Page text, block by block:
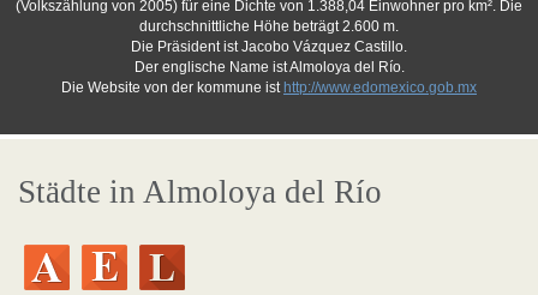
(Volkszählung von 2005) für eine Dichte von 1.388,04 Einwohner pro km². Die
durchschnittliche Höhe beträgt 2.600 m.
Die Präsident ist Jacobo Vázquez Castillo.
Der englische Name ist Almoloya del Río.
Die Website von der kommune ist http://www.edomexico.gob.mx
Städte in Almoloya del Río